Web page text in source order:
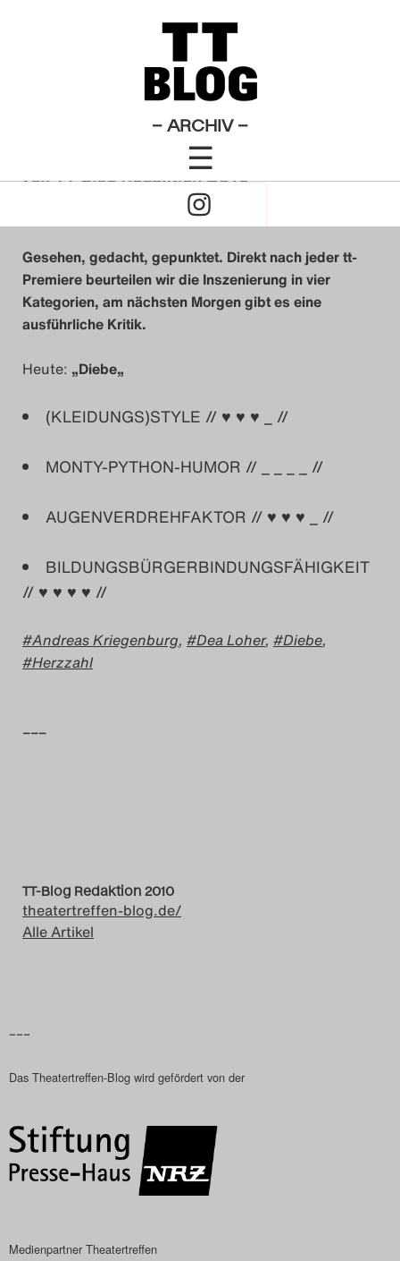
– ARCHIV –
☰
Click
to
Open
Naviagtion
2009
Das Theatertreffen-Blog
2010
Das Theatertreffen-Blog
2011
Das Theatertreffen-Blog
2012
Das Theatertreffen-Blog
2014
Das Theatertreffen-Blog
2015
Das Theatertreffen-Blog
2016
Das Theatertreffen-Blog
Das Theatertreffen-Blog
Das Theatertreffen-Blog
Das Theatertreffen-Blog
2022
Theatertreffen-Blog 2010
Herzzahl: Gemischte
vonTT-Blog Redaktion 2010
Gesehen, gedacht, gepunktet. Direkt nach jeder tt-
Premiere beurteilen wir die Inszenierung in vier
Kategorien, am nächsten Morgen gibt es eine
ausführliche Kritik.
Heute: „Diebe„
(KLEIDUNGS)STYLE // ♥ ♥ ♥ _ //
MONTY-PYTHON-HUMOR // _ _ _ _ //
AUGENVERDREHFAKTOR // ♥ ♥ ♥ _ //
BILDUNGSBÜRGERBINDUNGSFÄHIGKEIT
// ♥ ♥ ♥ ♥ //
Andreas Kriegenburg, Dea Loher, Diebe,
Herzzahl
–––
TT-Blog Redaktion 2010
theatertreffen-blog.de/
Alle Artikel
–––
Das Theatertreffen-Blog wird gefördert von der
Medienpartner Theatertreffen